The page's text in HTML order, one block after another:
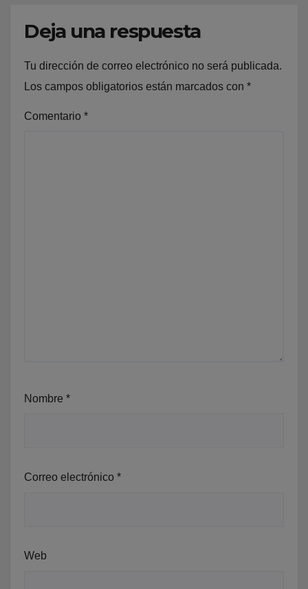
Deja una respuesta
Tu dirección de correo electrónico no será publicada.
Los campos obligatorios están marcados con *
Comentario *
Nombre *
Correo electrónico *
Web